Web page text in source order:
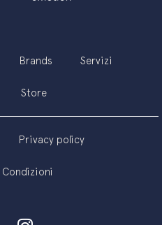
Brands Servizi
Store
Privacy policy
Condizioni